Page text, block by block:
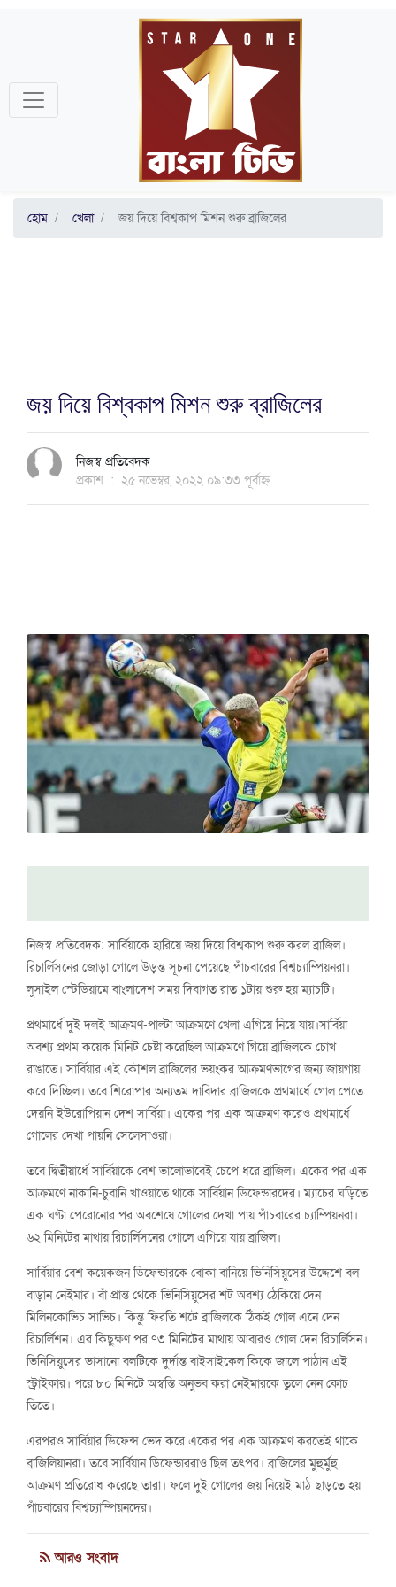
হোম খেলা জয় দিয়ে বিশ্বকাপ মিশন শুরু ব্রাজিলের
জয় দিয়ে বিশ্বকাপ মিশন শুরু ব্রাজিলের
নিজস্ব প্রতিবেদক
প্রকাশ : ২৫ নভেম্বর, ২০২২ ০৯:৩৩ পূর্বাহ্ন
নিজস্ব প্রতিবেদক: সার্বিয়াকে হারিয়ে জয় দিয়ে বিশ্বকাপ শুরু করল ব্রাজিল।
রিচার্লিসনের জোড়া গোলে উড়ন্ত সূচনা পেয়েছে পাঁচবারের বিশ্বচ্যাম্পিয়নরা।
লুসাইল স্টেডিয়ামে বাংলাদেশ সময় দিবাগত রাত ১টায় শুরু হয় ম্যাচটি।
প্রথমার্ধে দুই দলই আক্রমণ-পাল্টা আক্রমণে খেলা এগিয়ে নিয়ে যায়।সার্বিয়া
অবশ্য প্রথম কয়েক মিনিট চেষ্টা করেছিল আক্রমণে গিয়ে ব্রাজিলকে চোখ
রাঙাতে। সার্বিয়ার এই কৌশল ব্রাজিলের ভয়ংকর আক্রমণভাগের জন্য জায়গায়
করে দিচ্ছিল। তবে শিরোপার অন্যতম দাবিদার ব্রাজিলকে প্রথমার্ধে গোল পেতে
দেয়নি ইউরোপিয়ান দেশ সার্বিয়া। একের পর এক আক্রমণ করেও প্রথমার্ধে
গোলের দেখা পায়নি সেলেসাওরা।
তবে দ্বিতীয়ার্ধে সার্বিয়াকে বেশ ভালোভাবেই চেপে ধরে ব্রাজিল। একের পর এক
আক্রমণে নাকানি-চুবানি খাওয়াতে থাকে সার্বিয়ান ডিফেন্ডারদের। ম্যাচের ঘড়িতে
এক ঘণ্টা পেরোনোর পর অবশেষে গোলের দেখা পায় পাঁচবারের চ্যাম্পিয়নরা।
৬২ মিনিটের মাথায় রিচার্লিসনের গোলে এগিয়ে যায় ব্রাজিল।
সার্বিয়ার বেশ কয়েকজন ডিফেন্ডারকে বোকা বানিয়ে ভিনিসিয়ুসের উদ্দেশে বল
বাড়ান নেইমার। বাঁ প্রান্ত থেকে ভিনিসিয়ুসের শট অবশ্য ঠেকিয়ে দেন
মিলিনকোভিচ সাভিচ। কিন্তু ফিরতি শটে ব্রাজিলকে ঠিকই গোল এনে দেন
রিচার্লিশন। এর কিছুক্ষণ পর ৭৩ মিনিটের মাথায় আবারও গোল দেন রিচার্লিসন।
ভিনিসিয়ুসের ভাসানো বলটিকে দুর্দান্ত বাইসাইকেল কিকে জালে পাঠান এই
স্ট্রাইকার। পরে ৮০ মিনিটে অস্বস্তি অনুভব করা নেইমারকে তুলে নেন কোচ
তিতে।
এরপরও সার্বিয়ার ডিফেন্স ভেদ করে একের পর এক আক্রমণ করতেই থাকে
ব্রাজিলিয়ানরা। তবে সার্বিয়ান ডিফেন্ডাররাও ছিল তৎপর। ব্রাজিলের মুহুর্মুহু
আক্রমণ প্রতিরোধ করেছে তারা। ফলে দুই গোলের জয় নিয়েই মাঠ ছাড়তে হয়
পাঁচবারের বিশ্বচ্যাম্পিয়নদের।
আরও সংবাদ